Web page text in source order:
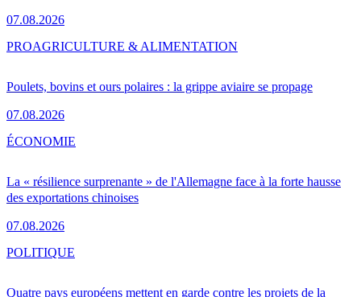
07.08.2026
Poulets, bovins et ours polaires : la grippe aviaire se propage
07.08.2026
PROAGRICULTURE & ALIMENTATION
La « résilience surprenante » de l'Allemagne face à la forte hausse
des exportations chinoises
07.08.2026
ÉCONOMIE
Quatre pays européens mettent en garde contre les projets de la
POLITIQUE